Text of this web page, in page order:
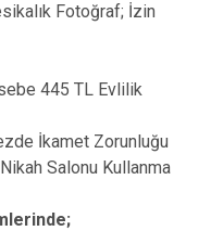
Fotoğraf; İzin
445 TL Evlilik
İkamet Zorunluğu
Salonu Kullanma